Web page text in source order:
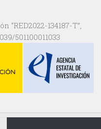
“RED2022-134187-T”,
501100011033